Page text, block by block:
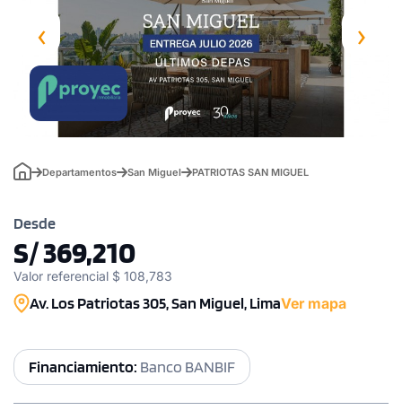
‹ ›
Departamentos San Miguel PATRIOTAS SAN MIGUEL
Desde
S/ 369,210
Valor referencial $ 108,783
Av. Los Patriotas 305, San Miguel, LimaVer mapa
Financiamiento: Banco BANBIF